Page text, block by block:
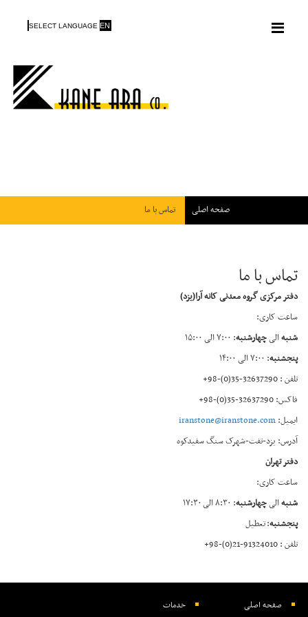
SELECT LANGUAGE EN
صفحه اصلی تماس با ما
تماس با ما
دفتر مرکزی گروه معدنی کانه آرا(یزد)
ساعت کاری:
شنبهالیچهارشنبه: ۷:۰۰ الی ۱۵:۰۰
پنجشنبه: ۷:۰۰ الی ۱۴:۰۰
تلفن : 32637290-35(0)-98+
فاکس: 32637290-35(0)-98+
ایمیل:iranstone@iranstone.com
آدرس: یزد-تفت-شهرک سنگ سفیدکوه
دفتر تهران
ساعت کاری:
شنبهالیچهارشنبه: ۸:۳۰ الی ۱۷:۳۰
پنجشنبه: تعطیل
تلفن : 91324010-21(0)-98+
صفحه اصلی خدمات